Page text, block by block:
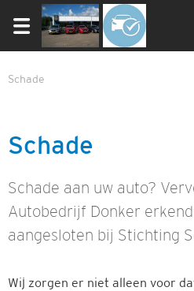
Schade
Schade
Schade aan uw auto?
Autobedrijf Donker
aangesloten bij Stichting
Wij zorgen er niet alleen voor